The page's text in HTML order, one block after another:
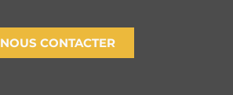
NOUS CONTACTER